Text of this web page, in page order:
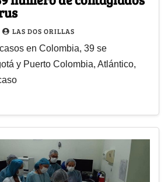
LAS DOS ORILLAS
en Colombia, 39 se
y Puerto Colombia, Atlántico,